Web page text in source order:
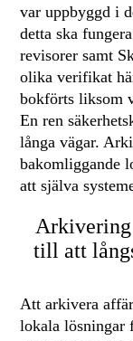
var uppbyggd i
detta ska
revisorer samt
olika verifikat
bokförts liksom
En ren
långa vägar.
bakomliggande
att själva
Arkivering
till att
Att arkivera
lokala lösningar